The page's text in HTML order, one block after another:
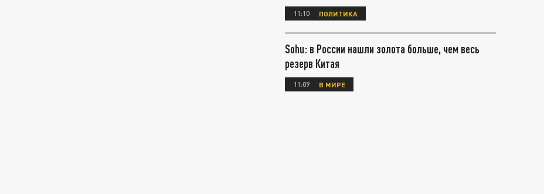
11:10 ПОЛИТИКА
Sohu: в России нашли золота больше, чем весь
резерв Китая
11:09 В МИРЕ